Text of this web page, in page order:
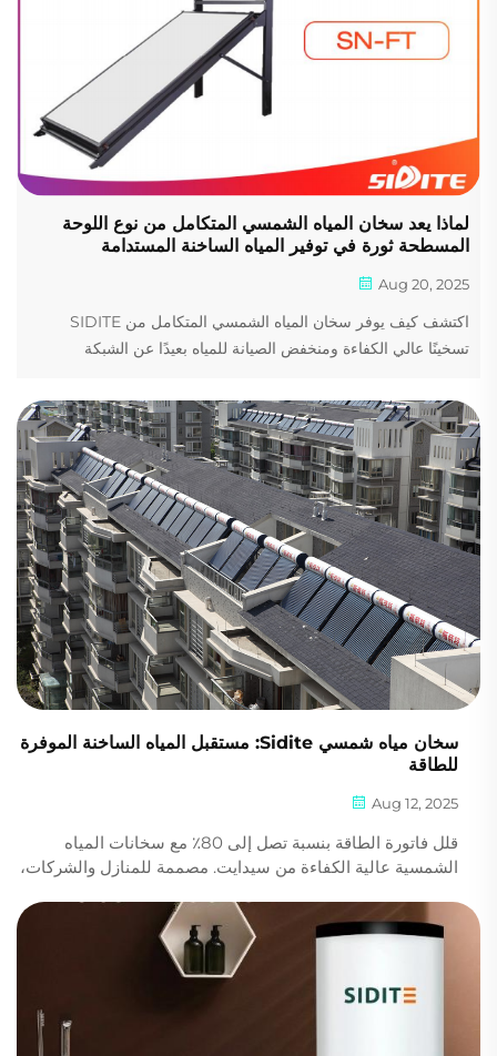
لماذا يعد سخان المياه الشمسي المتكامل من نوع اللوحة
المسطحة ثورة في توفير المياه الساخنة المستدامة
Aug 20, 2025
اكتشف كيف يوفر سخان المياه الشمسي المتكامل من SIDITE
تسخينًا عالي الكفاءة ومنخفض الصيانة للمياه بعيدًا عن الشبكة
التوضيحي وتعلم المزيد.
سخان مياه شمسي Sidite: مستقبل المياه الساخنة الموفرة
للطاقة
Aug 12, 2025
قلل فاتورة الطاقة بنسبة تصل إلى 80٪ مع سخانات المياه
الشمسية عالية الكفاءة من سيدايت. مصممة للمنازل والشركات،
السنة. احصل على عرض سعر اليوم.